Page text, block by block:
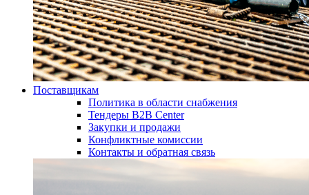
Поставщикам
Политика в области снабжения
Тендеры B2B Center
Закупки и продажи
Конфликтные комиссии
Контакты и обратная связь